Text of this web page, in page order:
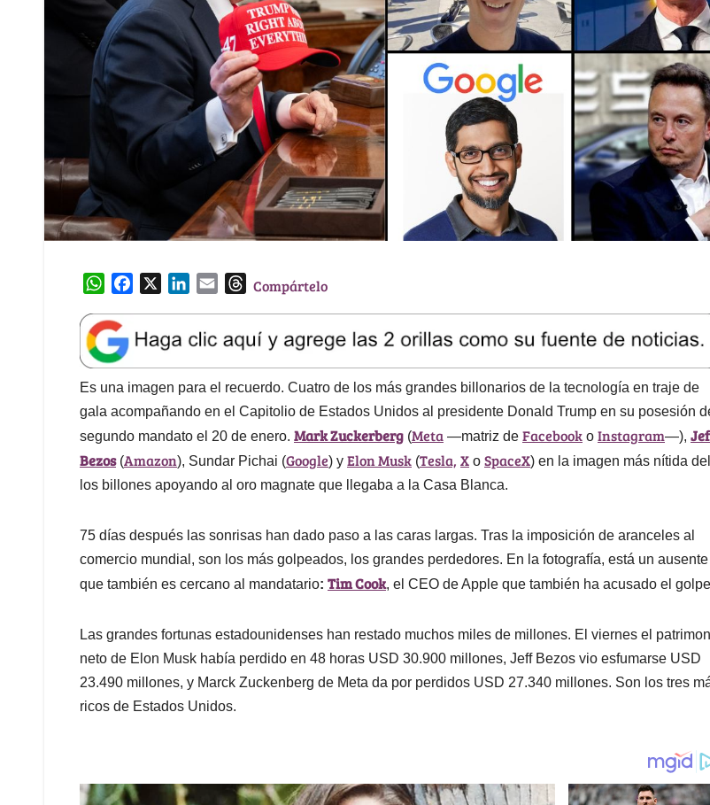
W
a
t
s
A
p
p
e
b
o
o
k
k
e
d
I
n
l
T
e
a
d
s
Compártelo
Es una imagen para el recuerdo. Cuatro de los más grandes billonarios de la tecnología en traje de
gala acompañando en el Capitolio de Estados Unidos al presidente Donald Trump en su posesión
segundo mandato el 20 de enero. Mark Zuckerberg (Meta —matriz de Facebook o Instagram—),
Bezos(Amazon), Sundar Pichai (Google) y Elon Musk (Tesla, X o SpaceX) en la imagen más nítida del
los billones apoyando al oro magnate que llegaba a la Casa Blanca.
75 días después las sonrisas han dado paso a las caras largas. Tras la imposición de aranceles al
comercio mundial, son los más golpeados, los grandes perdedores. En la fotografía, está un ausente
que también es cercano al mandatario: Tim Cook, el CEO de Apple que también ha acusado el
Las grandes fortunas estadounidenses han restado muchos miles de millones. El viernes el
neto de Elon Musk había perdido en 48 horas USD 30.900 millones, Jeff Bezos vio esfumarse USD
23.490 millones, y Marck Zuckenberg de Meta da por perdidos USD 27.340 millones. Son los tres
ricos de Estados Unidos.